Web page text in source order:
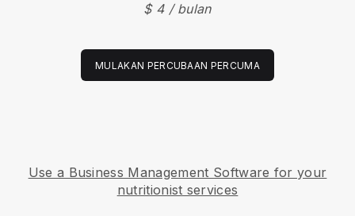
$ 4 / bulan
MULAKAN PERCUBAAN PERCUMA
Use a Business Management Software for your
nutritionist services